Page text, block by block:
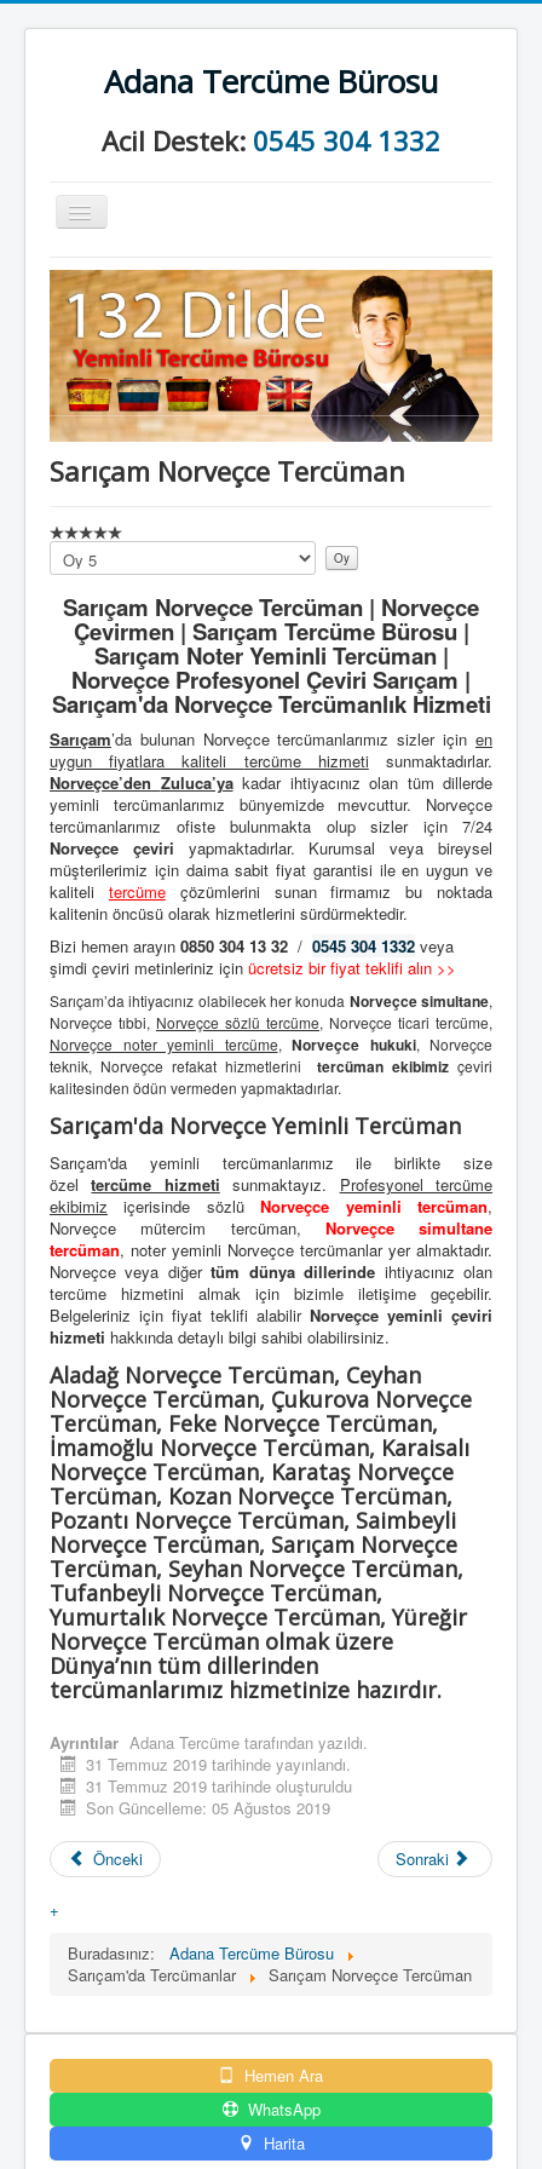
Adana Tercüme Bürosu
Acil Destek: 0545 304 1332
Gezinme
geçişini
Anasayfa
Kurumsal
Neler Yapıyoruz?
İletişim
Sarıçam Norveçce Tercüman
Lütfen
oylayın
Sarıçam Norveçce Tercüman | Norveçce
Çevirmen | Sarıçam Tercüme Bürosu |
Sarıçam Noter Yeminli Tercüman |
Norveçce Profesyonel Çeviri Sarıçam |
Sarıçam'da Norveçce Tercümanlık Hizmeti
Sarıçam’da bulunan Norveçce tercümanlarımız sizler için en
uygun fiyatlara kaliteli tercüme hizmetisunmaktadırlar.
Norveçce’den Zuluca’yakadar ihtiyacınız olan tüm dillerde
yeminli tercümanlarımız bünyemizde mevcuttur. Norveçce
tercümanlarımız ofiste bulunmakta olup sizler için 7/24
Norveçce çeviri yapmaktadırlar. Kurumsal veya bireysel
müşterilerimiz için daima sabit fiyat garantisi ile en uygun ve
kaliteli tercümeçözümlerini sunan firmamız bu noktada
kalitenin öncüsü olarak hizmetlerini sürdürmektedir.
Bizi hemen arayın 0850 304 13 32 / 0545 304 1332 veya
şimdi çeviri metinleriniz için ücretsiz bir fiyat teklifi alın >>
Sarıçam’da ihtiyacınız olabilecek her konuda Norveçce simultane,
Norveçce tıbbi, Norveçce sözlü tercüme, Norveçce ticari tercüme,
Norveçce noter yeminli tercüme, Norveçce hukuki, Norveçce
teknik, Norveçce refakat hizmetlerini
tercüman ekibimizçeviri
kalitesinden ödün vermeden yapmaktadırlar.
Sarıçam'da Norveçce Yeminli Tercüman
Sarıçam'da yeminli tercümanlarımız ile birlikte size
özeltercüme hizmeti sunmaktayız. Profesyonel tercüme
ekibimiz içerisinde sözlüNorveçce yeminli tercüman,
Norveçce mütercim tercüman, Norveçce simultane
tercüman, noter yeminli Norveçce tercümanlar yer almaktadır.
Norveçce veya diğertüm dünya dillerinde ihtiyacınız olan
tercüme hizmetini almak için bizimle iletişime geçebilir.
Belgeleriniz için fiyat teklifi alabilir Norveçce yeminli çeviri
hizmeti hakkında detaylı bilgi sahibi olabilirsiniz.
Aladağ Norveçce Tercüman, Ceyhan
Norveçce Tercüman, Çukurova Norveçce
Tercüman, Feke Norveçce Tercüman,
İmamoğlu Norveçce Tercüman, Karaisalı
Norveçce Tercüman, Karataş Norveçce
Tercüman, Kozan Norveçce Tercüman,
Pozantı Norveçce Tercüman, Saimbeyli
Norveçce Tercüman, Sarıçam Norveçce
Tercüman, Seyhan Norveçce Tercüman,
Tufanbeyli Norveçce Tercüman,
Yumurtalık Norveçce Tercüman, Yüreğir
Norveçce Tercüman olmak üzere
Dünya’nın tüm dillerinden
tercümanlarımız hizmetinize hazırdır.
Ayrıntılar Adana Tercüme tarafından yazıldı.
31 Temmuz 2019 tarihinde yayınlandı.
31 Temmuz 2019 tarihinde oluşturuldu
Son Güncelleme: 05 Ağustos 2019
Önceki Sonraki
+
Buradasınız:
Adana Tercüme Bürosu
Sarıçam'da Tercümanlar
Sarıçam Norveçce Tercüman
Hemen Ara
WhatsApp
Harita